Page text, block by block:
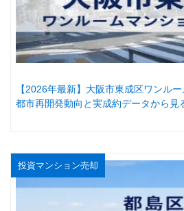
【2026年最新】大阪市東成区ワンル
都市再開発動向と実成約データから見
投資マンション売却